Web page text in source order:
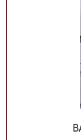
mensagem.
elas criam
público e
Por que
impressões
montagem e
materiais
visual: